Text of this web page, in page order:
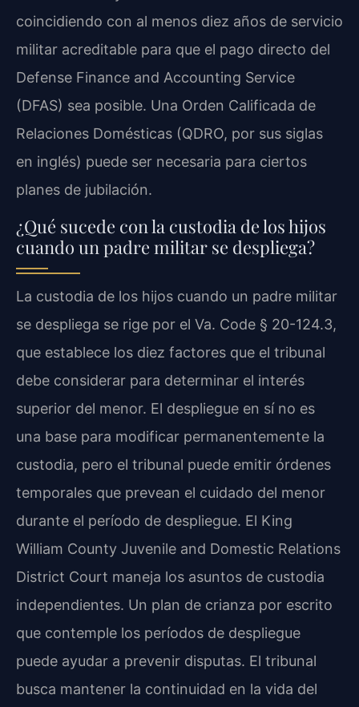
coincidiendo con al menos diez años de servicio
militar acreditable para que el pago directo del
Defense Finance and Accounting Service
(DFAS) sea posible. Una Orden Calificada de
Relaciones Domésticas (QDRO, por sus siglas
en inglés) puede ser necesaria para ciertos
planes de jubilación.
¿Qué sucede con la custodia de los hijos
cuando un padre militar se despliega?
La custodia de los hijos cuando un padre militar
se despliega se rige por el Va. Code § 20-124.3,
que establece los diez factores que el tribunal
debe considerar para determinar el interés
superior del menor. El despliegue en sí no es
una base para modificar permanentemente la
custodia, pero el tribunal puede emitir órdenes
temporales que prevean el cuidado del menor
durante el período de despliegue. El King
William County Juvenile and Domestic Relations
District Court maneja los asuntos de custodia
independientes. Un plan de crianza por escrito
que contemple los períodos de despliegue
puede ayudar a prevenir disputas. El tribunal
busca mantener la continuidad en la vida del